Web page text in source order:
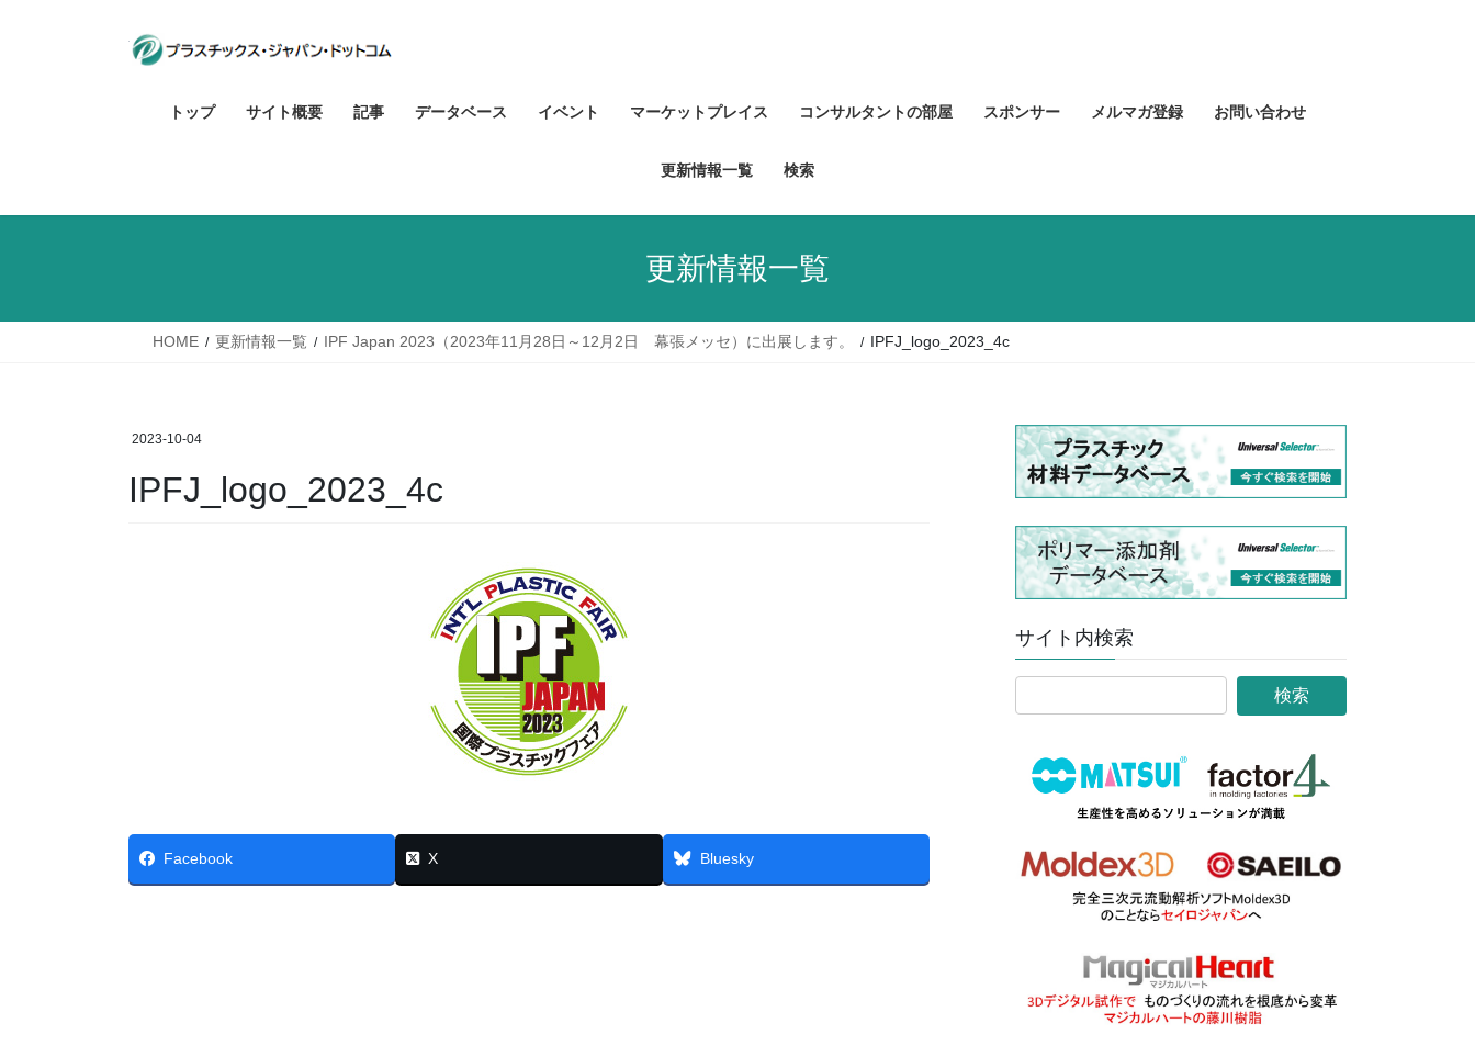
トップ サイト概要 記事 データベース イベント マーケットプレイス コンサルタントの部屋 スポンサー メルマガ登録 お問い合わせ
更新情報一覧 検索
更新情報一覧
HOME 更新情報一覧 IPF Japan 2023（2023年11月28日～12月2日 幕張メッセ）に出展します。 IPFJ_logo_2023_4c
2023-10-04
IPFJ_logo_2023_4c
Facebook X Bluesky
サイト内検索